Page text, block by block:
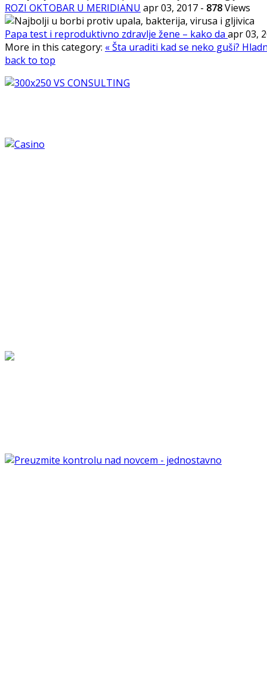
ROZI OKTOBAR U MERIDIANU apr 03, 2017 - 878Views
Papa test i reproduktivno zdravlje žene – kako da apr 03,
More in this category: « Šta uraditi kad se neko guši?
back to top